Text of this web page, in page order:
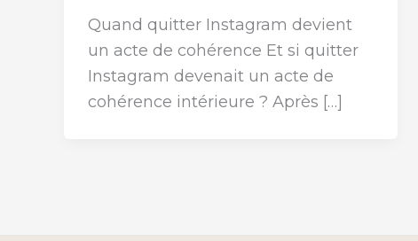
Quand quitter Instagram devient
un acte de cohérence Et si quitter
Instagram devenait un acte de
cohérence intérieure ? Après […]